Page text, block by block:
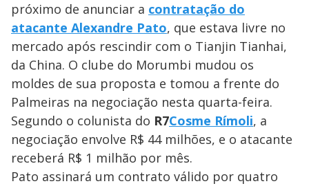
próximo de anunciar a contratação do
atacante Alexandre Pato, que estava livre no
mercado após rescindir com o Tianjin Tianhai,
da China. O clube do Morumbi mudou os
moldes de sua proposta e tomou a frente do
Palmeiras na negociação nesta quarta-feira.
Segundo o colunista do R7Cosme Rímoli, a
negociação envolve R$ 44 milhões, e o atacante
receberá R$ 1 milhão por mês.
Pato assinará um contrato válido por quatro